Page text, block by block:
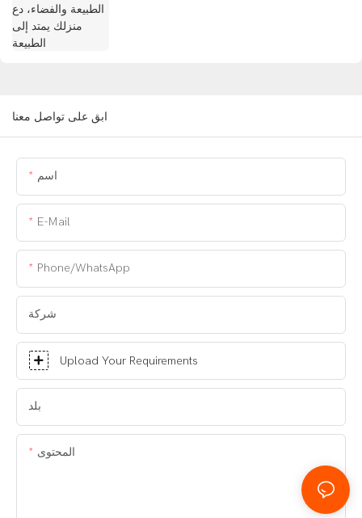
ابق على تواصل معنا
اسم
E-Mail
Phone/WhatsApp
شركة
Upload Your Requirements
بلد
المحتوى